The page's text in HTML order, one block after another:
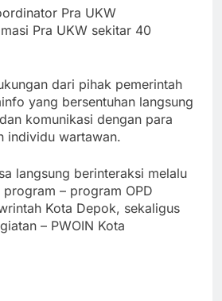
Pra UKW
Pra UKW sekitar 40
dari pihak pemerintah
yang bersentuhan langsung
komunikasi dengan para
individu wartawan.
langsung berinteraksi melalu
– program OPD
Kota Depok, sekaligus
– PWOIN Kota